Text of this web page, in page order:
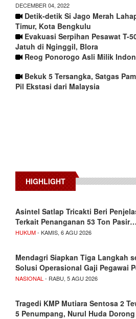
DECEMBER 04, 2022
Detik-detik Si Jago Merah
Timur, Kota Bengkulu
Evakuasi Serpihan Pesawat T-
Jatuh di Nginggil, Blora
Reog Ponorogo Asli Milik
Bekuk 5 Tersangka, Satgas
Pil Ekstasi dari Malaysia
HIGHLIGHT
Asintel Satlap Tricakti Beri
Terkait Penanganan 53 Ton Pasir…
HUKUM- KAMIS, 6 AGU 2026
Mendagri Siapkan Tiga Langkah
Solusi Operasional Gaji Pegawai
NASIONAL - RABU, 5 AGU 2026
Tragedi KMP Mutiara Sentosa 2
5 Penumpang, Nurul Huda